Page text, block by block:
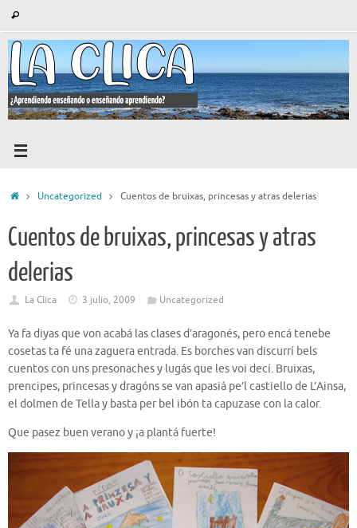
contenido
Buscar
InicioUncategorized Cuentos de bruixas, princesas y atras delerias
Cuentos de bruixas, princesas y atras
delerias
La Clica 3 julio, 2009 Uncategorized
Ya fa diyas que von acabá las clases d’aragonés, pero encá tenebe
cosetas ta fé una zaguera entrada. Es borches van discurrí bels
cuentos con uns presonaches y lugás que les voi decí. Bruixas,
prencipes, princesas y dragóns se van apasiá pe’l castiello de L’Ainsa,
el dolmen de Tella y basta per bel ibón ta capuzase con la calor.
Que pasez buen verano y ¡a plantá fuerte!